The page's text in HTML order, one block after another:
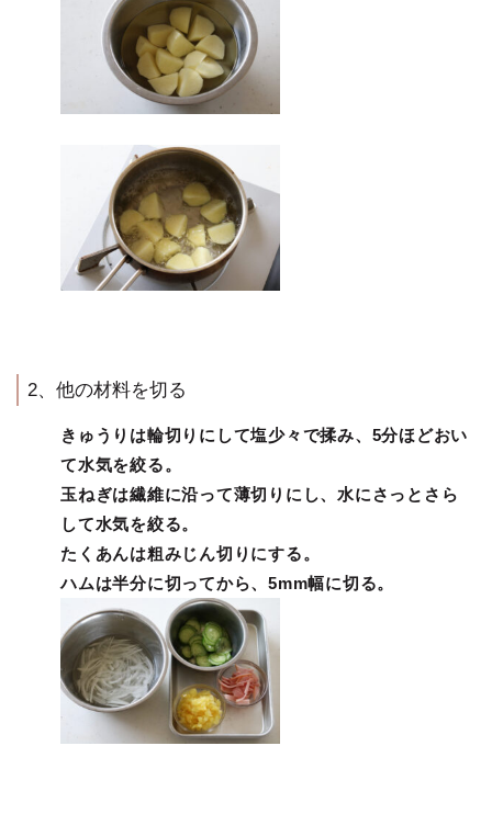
2、他の材料を切る
きゅうりは輪切りにして塩少々で揉み、5分ほどおい
て水気を絞る。
玉ねぎは繊維に沿って薄切りにし、水にさっとさら
して水気を絞る。
たくあんは粗みじん切りにする。
ハムは半分に切ってから、5mm幅に切る。